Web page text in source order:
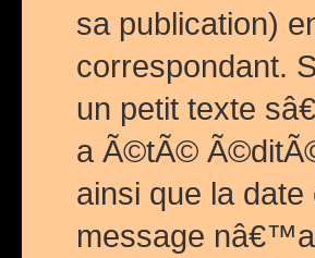
sa publication)
correspondant.
un petit texte
a Ã©tÃ©
ainsi que la
message